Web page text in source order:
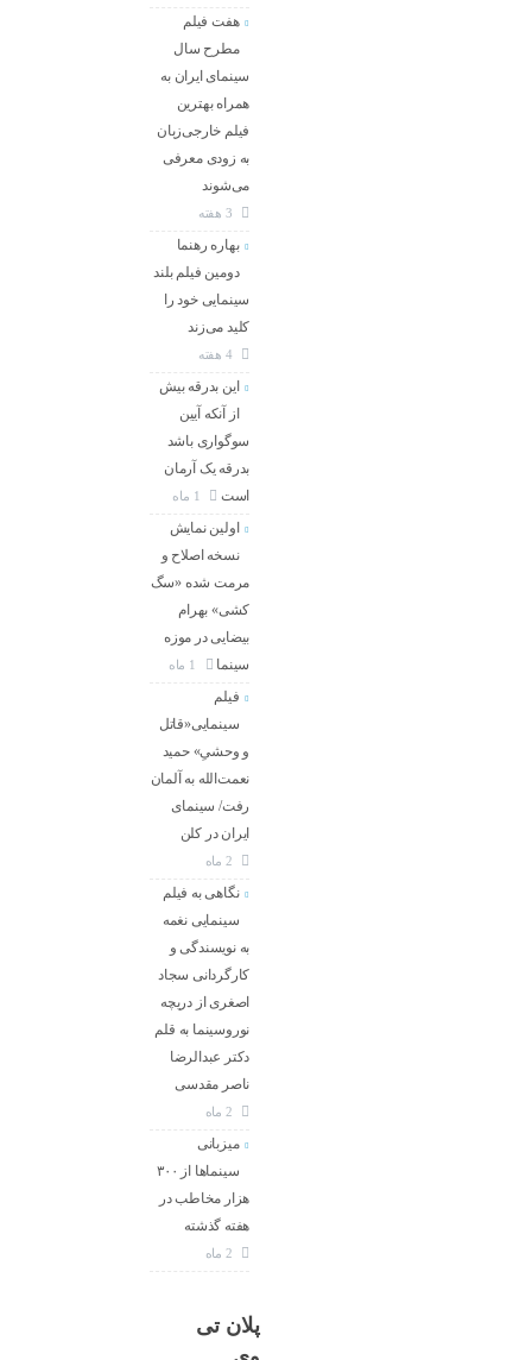
هفت فیلم
مطرح سال
سینمای ایران به
همراه بهترین
فیلم خارجی‌زبان
به زودی معرفی
می‌شوند
بهاره رهنما
دومین فیلم بلند
سینمایی خود را
کلید می‌زند
این بدرقه بیش
از آنکه آیین
سوگواری باشد
بدرقه یک آرمان
است
اولین نمایش
نسخه اصلاح و
مرمت شده «سگ
کشی» بهرام
بیضایی در موزه
سینما
فیلم
سینمایی«قاتل
و وحشیِ» حمید
نعمت‌الله به آلمان
رفت/ سینمای
ایران در کلن
نگاهی به فیلم
سینمایی نغمه
به نویسندگی و
کارگردانی سجاد
اصغری از دریچه
نوروسینما به قلم
دکتر عبدالرضا
ناصر مقدسی
میزبانی
سینماها از ۳۰۰
هزار مخاطب در
هفته گذشته
پلان تی